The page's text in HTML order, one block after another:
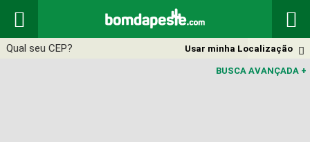
 

Usar minha Localização
BUSCA AVANÇADA +